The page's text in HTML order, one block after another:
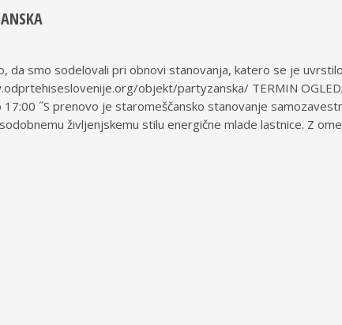
da smo sodelovali pri obnovi stanovanja, katero se je
objekt/partyzanska/ TERMIN
17:00 ˝S prenovo je staromeščansko stanovanje
življenjskemu stilu energične mlade lastnice. Z